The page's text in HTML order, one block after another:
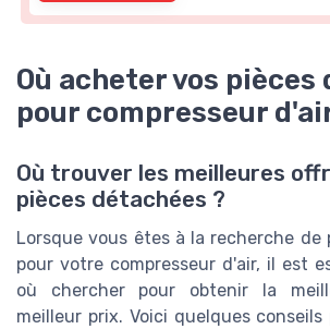
Où acheter vos pièces
pour compresseur
Où trouver les meilleures
pièces détachées ?
Lorsque vous êtes à la recherche de
pour votre compresseur d'air, il est
où chercher pour obtenir la
meilleur prix. Voici quelques